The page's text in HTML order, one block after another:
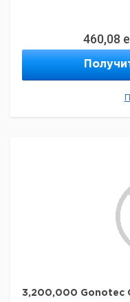
460,08
3,200,000 Gonotec